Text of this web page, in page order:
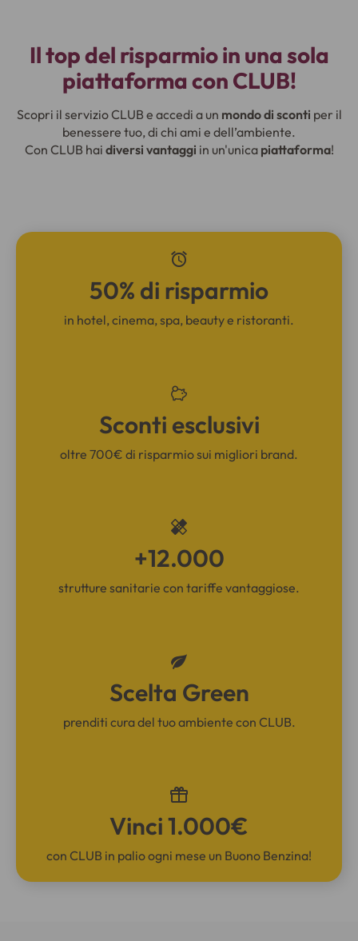
Il top del risparmio in una sola
piattaforma con CLUB!
Scopri il servizio CLUB e accedi a un mondo di sconti per il
benessere tuo, di chi ami e dell’ambiente.
Con CLUB hai diversi vantaggi in un'unica piattaforma!
50% di risparmio
in hotel, cinema, spa, beauty e ristoranti.
Sconti esclusivi
oltre 700€ di risparmio sui migliori brand.
+12.000
strutture sanitarie con tariffe vantaggiose.
Scelta Green
prenditi cura del tuo ambiente con CLUB.
Vinci 1.000€
con CLUB in palio ogni mese un Buono Benzina!